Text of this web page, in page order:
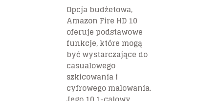
Opcja budżetowa,
Amazon Fire HD 10
oferuje podstawowe
funkcje, które mogą
być wystarczające do
casualowego
szkicowania i
cyfrowego malowania.